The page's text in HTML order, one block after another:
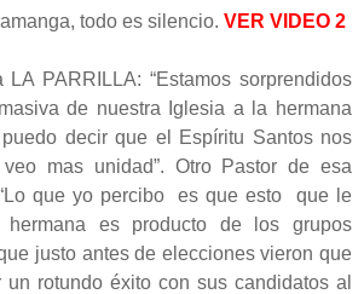
todo es silencio. VER VIDEO 2
PARRILLA: “Estamos sorprendidos
de nuestra Iglesia a la hermana
decir que el Espíritu Santos nos
mas unidad”. Otro Pastor de esa
que yo percibo es que esto que le
es producto de los grupos
justo antes de elecciones vieron que
rotundo éxito con sus candidatos al